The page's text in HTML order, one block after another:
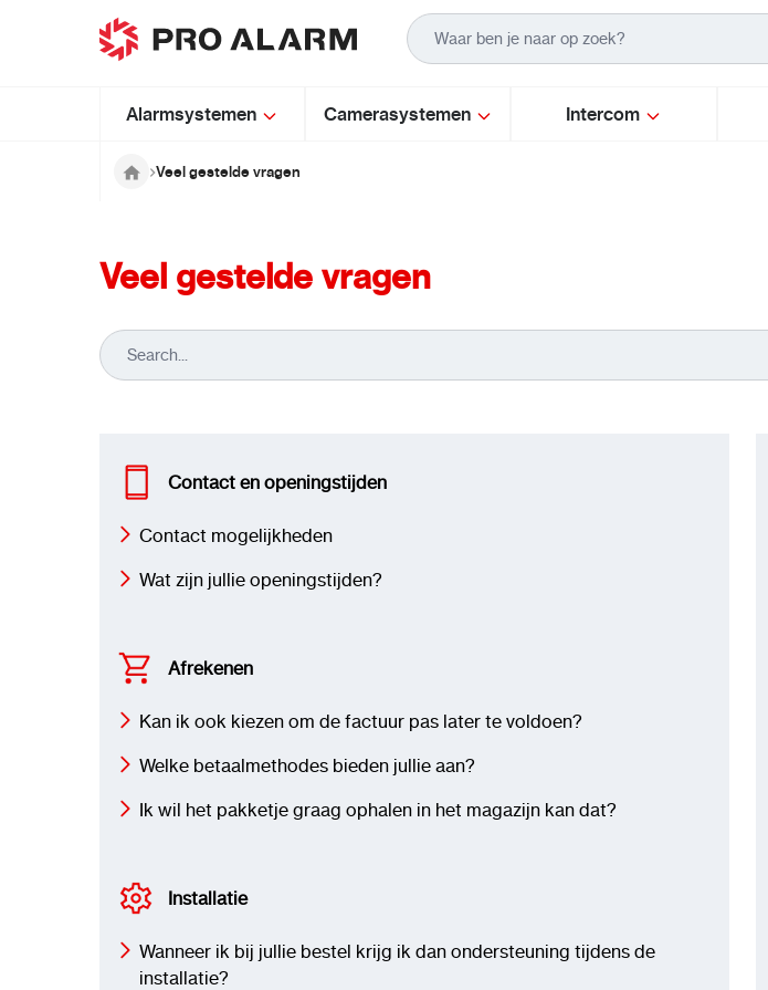
Ga naar de inhoud
Alarmsystemen Camerasystemen Intercom
Veel gestelde vragen
Veel gestelde vragen
Contact en openingstijden
Contact mogelijkheden
Wat zijn jullie openingstijden?
Afrekenen
Kan ik ook kiezen om de factuur pas later te voldoen?
Welke betaalmethodes bieden jullie aan?
Ik wil het pakketje graag ophalen in het magazijn kan dat?
Installatie
Wanneer ik bij jullie bestel krijg ik dan ondersteuning tijdens de
installatie?